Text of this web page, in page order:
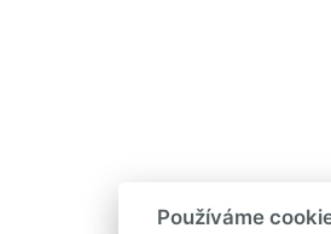
Používáme